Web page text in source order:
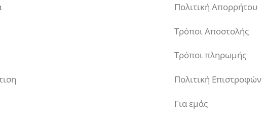
Πολιτική Απορρήτου
Τρόποι Αποστολής
Τρόποι πληρωμής
Πολιτική Επιστροφών
Για εμάς